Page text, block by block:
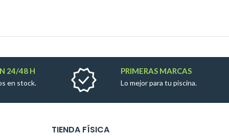
24/48 H
en stock.
PRIMERAS MARCAS
Lo mejor para tu piscina.
TIENDA FÍSICA